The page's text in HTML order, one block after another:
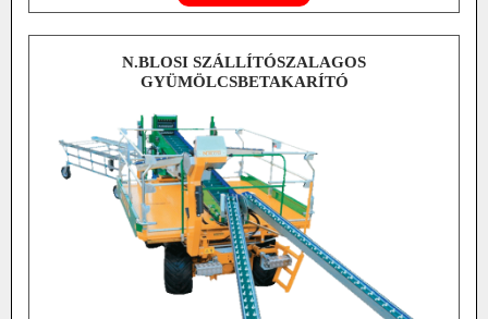
N.BLOSI SZÁLLÍTÓSZALAGOS
GYÜMÖLCSBETAKARÍTÓ